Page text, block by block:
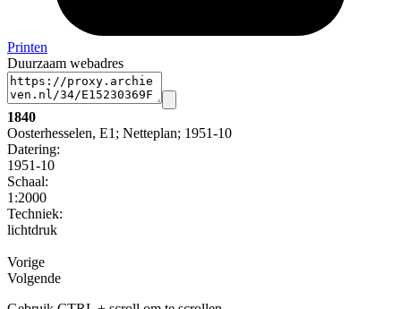
Printen
Duurzaam webadres
1840
Oosterhesselen, E1; Netteplan; 1951-10
Datering:
1951-10
Schaal:
1:2000
Techniek:
lichtdruk
Vorige
Volgende